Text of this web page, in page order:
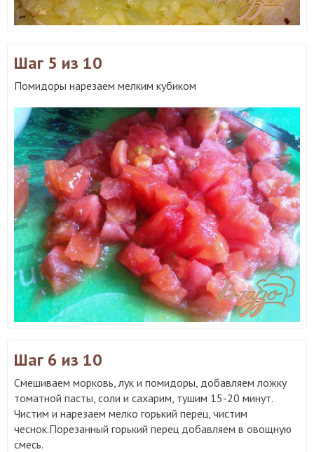
Шаг 5 из 10
Помидоры нарезаем мелким кубиком
Шаг 6 из 10
Смешиваем морковь, лук и помидоры, добавляем ложку
томатной пасты, соли и сахарим, тушим 15-20 минут.
Чистим и нарезаем мелко горький перец, чистим
чеснок.Порезанный горький перец добавляем в овощную
смесь.